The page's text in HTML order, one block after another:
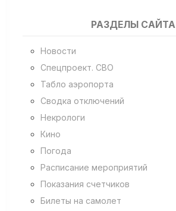
РАЗДЕЛЫ САЙТА
Новости
Спецпроект. СВО
Табло аэропорта
Сводка отключений
Некрологи
Кино
Погода
Расписание мероприятий
Показания счетчиков
Билеты на самолет